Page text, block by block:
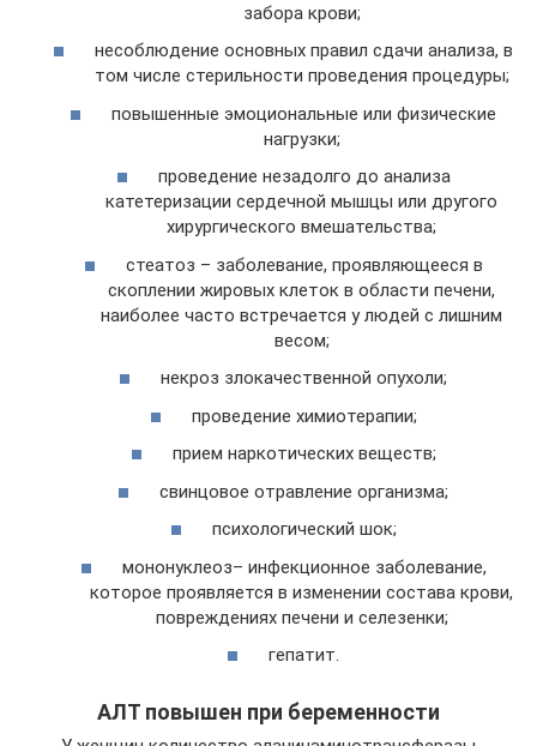
забора крови;
несоблюдение основных правил сдачи анализа, в
том числе стерильности проведения процедуры;
повышенные эмоциональные или физические
нагрузки;
проведение незадолго до анализа
катетеризации сердечной мышцы или другого
хирургического вмешательства;
стеатоз – заболевание, проявляющееся в
скоплении жировых клеток в области печени,
наиболее часто встречается у людей с лишним
весом;
некроз злокачественной опухоли;
проведение химиотерапии;
прием наркотических веществ;
свинцовое отравление организма;
психологический шок;
мононуклеоз– инфекционное заболевание,
которое проявляется в изменении состава крови,
повреждениях печени и селезенки;
гепатит.
АЛТ повышен при беременности